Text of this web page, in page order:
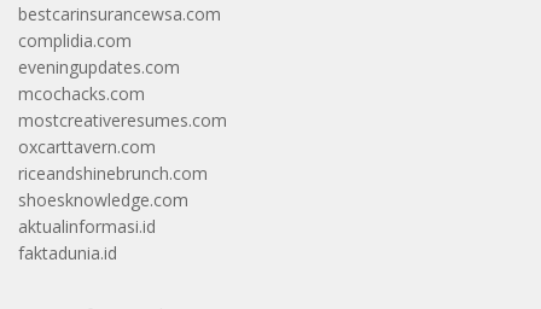
bestcarinsurancewsa.com
complidia.com
eveningupdates.com
mcochacks.com
mostcreativeresumes.com
oxcarttavern.com
riceandshinebrunch.com
shoesknowledge.com
aktualinformasi.id
faktadunia.id